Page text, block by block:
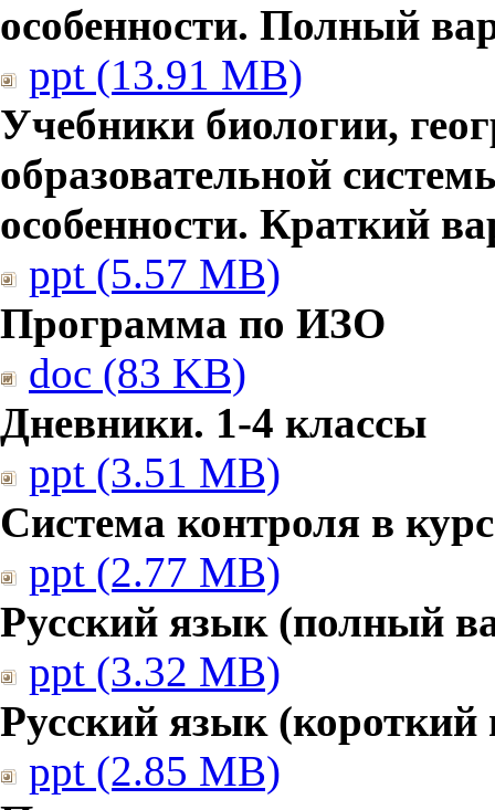
особенности. Полный
ppt (13.91 MB)
Учебники биологии,
образовательной
особенности. Краткий
ppt (5.57 MB)
Программа по ИЗО
doc (83 KB)
Дневники. 1-4 классы
ppt (3.51 MB)
Система контроля в
ppt (2.77 MB)
Русский язык (полный
ppt (3.32 MB)
Русский язык (короткий
ppt (2.85 MB)